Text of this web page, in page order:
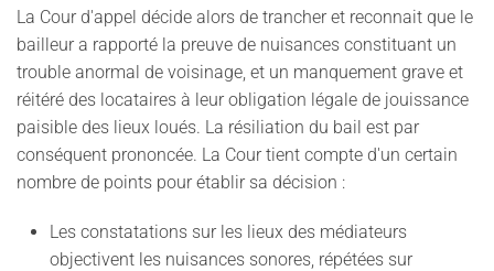
La Cour d'appel décide alors de trancher et reconnait que le
bailleur a rapporté la preuve de nuisances constituant un
trouble anormal de voisinage, et un manquement grave et
réitéré des locataires à leur obligation légale de jouissance
paisible des lieux loués. La résiliation du bail est par
conséquent prononcée. La Cour tient compte d'un certain
nombre de points pour établir sa décision :
Les constatations sur les lieux des médiateurs
objectivent les nuisances sonores, répétées sur